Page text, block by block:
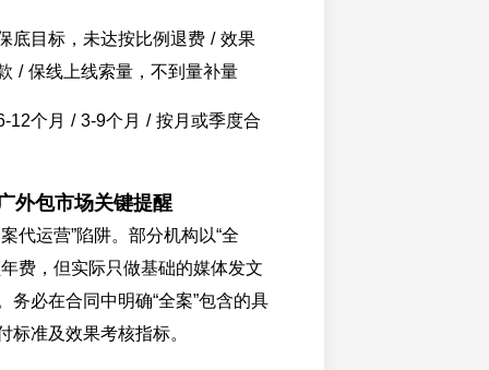
底目标，未达按比例退费 / 效果
/ 保线上线索量，不到量补量
12个月 / 3-9个月 / 按月或季度合
外包市场关键提醒
代运营”陷阱。部分机构以“全
费，但实际只做基础的媒体发文
务必在合同中明确“全案”包含的具
标准及效果考核指标。